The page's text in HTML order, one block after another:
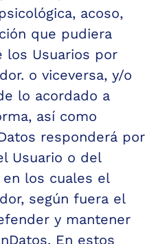
acoso,
que pudiera
los Usuarios por
o viceversa, y/o
lo acordado a
así como
responderá por
Usuario o del
en los cuales el
según fuera el
y mantener
En estos